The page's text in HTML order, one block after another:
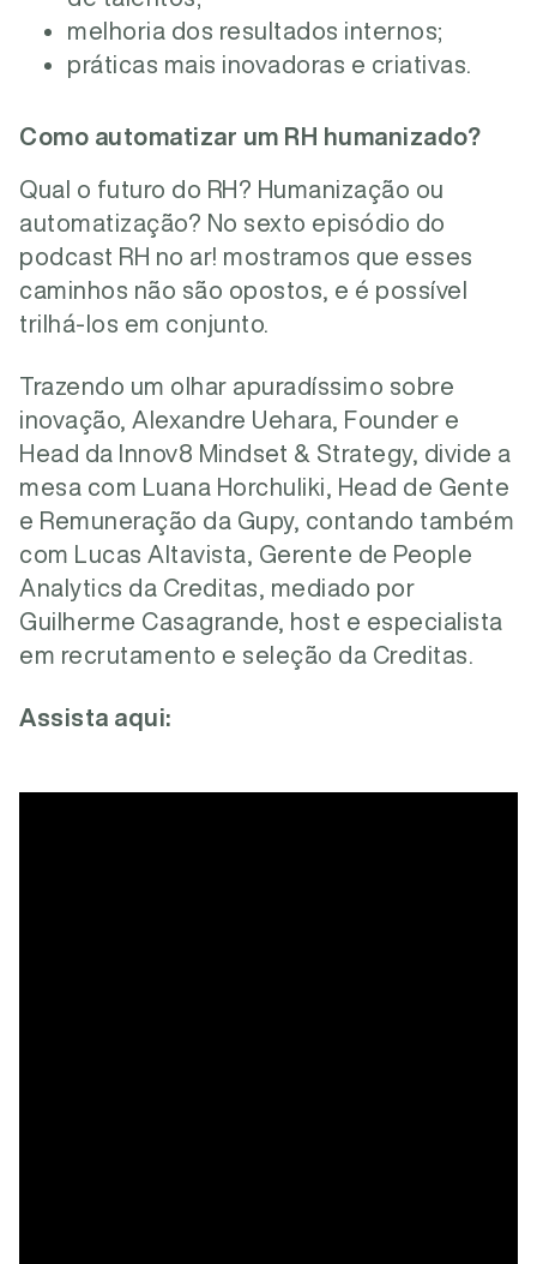
melhoria dos resultados internos;
práticas mais inovadoras e criativas.
Como automatizar um RH humanizado?
Qual o futuro do RH? Humanização ou
automatização? No sexto episódio do
podcast RH no ar! mostramos que esses
caminhos não são opostos, e é possível
trilhá-los em conjunto.
Trazendo um olhar apuradíssimo sobre
inovação, Alexandre Uehara, Founder e
Head da Innov8 Mindset & Strategy, divide a
mesa com Luana Horchuliki, Head de Gente
e Remuneração da Gupy, contando também
com Lucas Altavista, Gerente de People
Analytics da Creditas, mediado por
Guilherme Casagrande, host e especialista
em recrutamento e seleção da Creditas.
Assista aqui: